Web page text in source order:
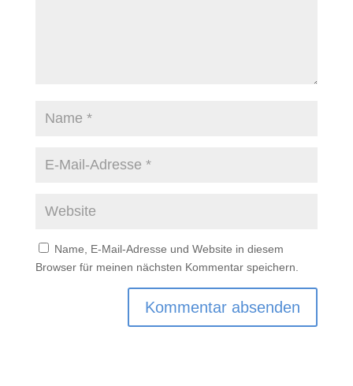
Name, E-Mail-Adresse und Website in diesem
Browser für meinen nächsten Kommentar speichern.